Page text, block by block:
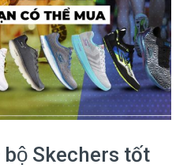
Skechers tốt